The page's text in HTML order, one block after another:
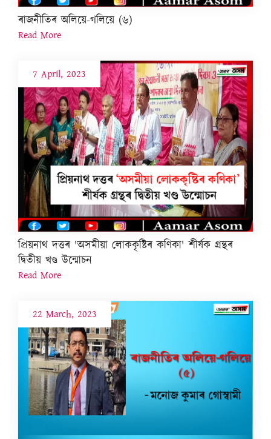
ৰাজনীতিৰ অলিয়ে-গলিয়ে (৬)
Read More
7 April, 2023
প্ৰিয়নাথ দত্তৰ 'অসমীয়া লোককৃষ্টিৰ কণিকা' শীৰ্ষক গ্ৰন্থৰ
দ্বিতীয় খণ্ড উন্মোচন
Read More
22 March, 2023